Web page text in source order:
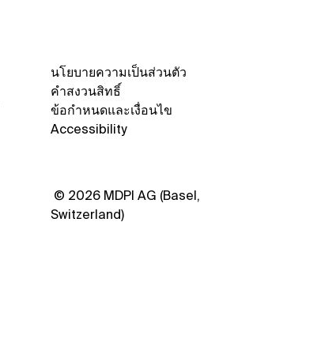
นโยบายความเป็นส่วนตัว
คำสงวนสิทธิ์
ข้อกำหนดและเงื่อนไข
Accessibility
© 2026 MDPI AG (Basel,
Switzerland)